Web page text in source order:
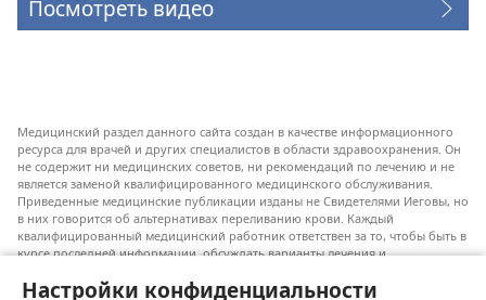
Настройки конфиденциальности
Посмотреть видео
Медицинский раздел данного сайта создан в качестве информационного
ресурса для врачей и других специалистов в области здравоохранения. Он
не содержит ни медицинских советов, ни рекомендаций по лечению и не
является заменой квалифицированного медицинского обслуживания.
Приведенные медицинские публикации изданы не Свидетелями Иеговы, но
в них говорится об альтернативах переливанию крови. Каждый
квалифицированный медицинский работник ответствен за то, чтобы быть в
курсе последней информации, обсуждать варианты лечения и
с их состоянием, желаниями, ценностями и религиозными взглядами.